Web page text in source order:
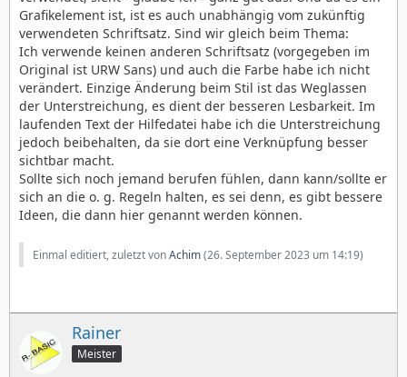
Grafikelement ist, ist es auch unabhängig vom zukünftig
verwendeten Schriftsatz. Sind wir gleich beim Thema:
Ich verwende keinen anderen Schriftsatz (vorgegeben im
Original ist URW Sans) und auch die Farbe habe ich nicht
verändert. Einzige Änderung beim Stil ist das Weglassen
der Unterstreichung, es dient der besseren Lesbarkeit. Im
laufenden Text der Hilfedatei habe ich die Unterstreichung
jedoch beibehalten, da sie dort eine Verknüpfung besser
sichtbar macht.
Sollte sich noch jemand berufen fühlen, dann kann/sollte er
sich an die o. g. Regeln halten, es sei denn, es gibt bessere
Ideen, die dann hier genannt werden können.
Einmal editiert, zuletzt vonAchim(26. September 2023 um 14:19)
Rainer
Meister